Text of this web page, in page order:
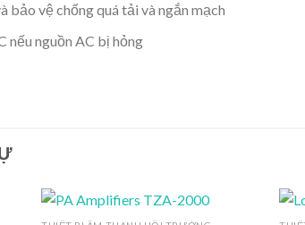
bảo vệ chống quá tải và ngắn mạch
nếu nguồn AC bị hỏng